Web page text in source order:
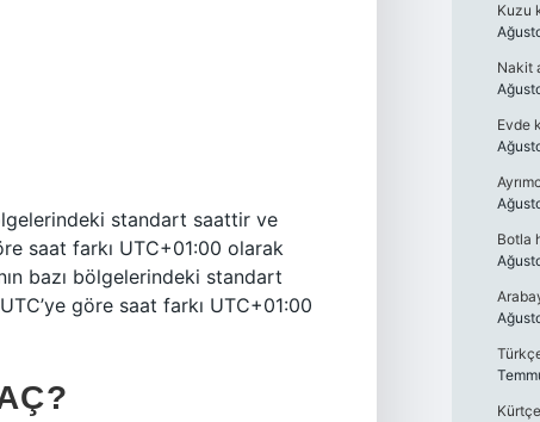
standart saattir ve
saat farkı UTC+01:00 olarak
bazı bölgelerindeki standart
göre saat farkı UTC+01:00
Kuzu
Nakit
Evde
Botla